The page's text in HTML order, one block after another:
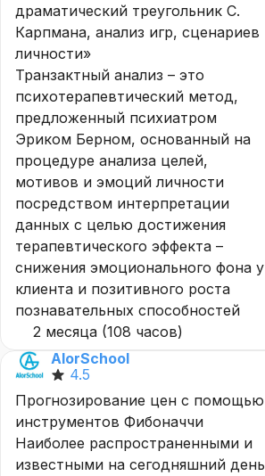
драматический треугольник С.
Карпмана, анализ игр, сценариев
личности»
Транзактный анализ – это
психотерапевтический метод,
предложенный психиатром
Эриком Берном, основанный на
процедуре анализа целей,
мотивов и эмоций личности
посредством интерпретации
данных с целью достижения
терапевтического эффекта –
снижения эмоционального фона у
клиента и позитивного роста
познавательных способностей
2 месяца (108 часов)
AlorSchool
4.5
Прогнозирование цен с помощью
инструментов Фибоначчи
Наиболее распространенными и
известными на сегодняшний день